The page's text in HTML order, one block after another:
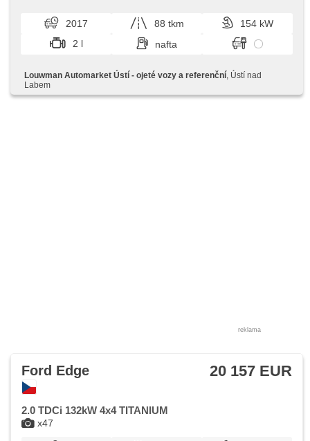
volantom, ukazovateľ rýchlostného limitu (SLIF), vyhrievané
predné sklo, vyhrievané zrkadlá, vyhrievané sedadlá,
vyhřívaná zadní sedadla, zatmavené zadné sklá, denné
svietenie, hmlové svetlá, kožené čalúnenie, poťahy koža,
odvetrávané sedadlá, vyhrievaný volant, el. sklopné zrkadlá,
el. zrkadlá, pamäť nastavenia sedadla vodiča, asistent
rozjazdu do kopca (HSA), bezkľúčové startovanie,
2017 88 tkm
154 kW
2 l
nafta
Louwman Automarket Ústí - ojeté vozy a referenční , Ústí nad
Labem
reklama
x47
Ford Edge 20 157 EUR
2.0 TDCi 132kW 4x4 TITANIUM